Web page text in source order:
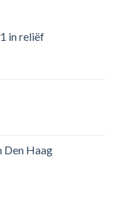
in reliëf
Den Haag